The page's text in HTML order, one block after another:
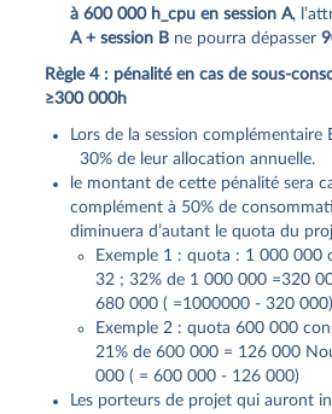
à 600 000 h_cpu en session A,
A + session B ne pourra dépasser
Règle 4 : pénalité en cas de
≥300 000h
Lors de la session
30% de leur allocation annuelle.
le montant de cette pénalité sera
complément à 50% de
diminuera d’autant le quota du
Exemple 1 : quota : 1 000 000
32 ; 32% de 1 000 000 =320
680 000 ( =1000000 - 320 000)
Exemple 2 : quota 600 000
21% de 600 000 = 126 000
000 ( = 600 000 - 126 000)
Les porteurs de projet qui auront